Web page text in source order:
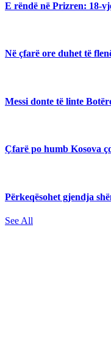
E rëndë në Prizren: 18-
Në çfarë ore duhet të
Messi donte të linte
Çfarë po humb Kosova
Përkeqësohet gjendja
See All